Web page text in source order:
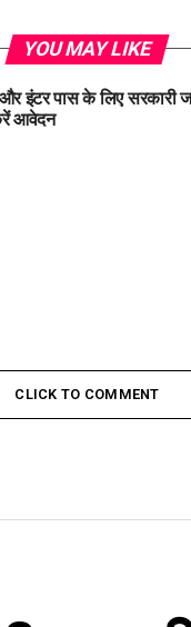
YOU MAY LIKE
इंटर पास के लिए सरकारी
आवेदन
CLICK TO COMMENT